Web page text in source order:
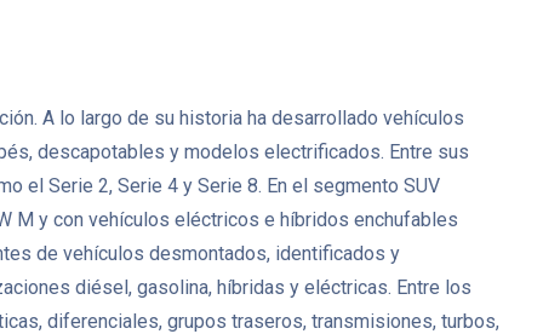
A lo largo de su historia ha desarrollado vehículos
descapotables y modelos electrificados. Entre sus
el Serie 2, Serie 4 y Serie 8. En el segmento SUV
M y con vehículos eléctricos e híbridos enchufables
de vehículos desmontados, identificados y
diésel, gasolina, híbridas y eléctricas. Entre los
diferenciales, grupos traseros, transmisiones, turbos,